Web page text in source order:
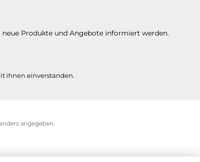
Produkte und Angebote informiert werden.
ihnen einverstanden.
angegeben.